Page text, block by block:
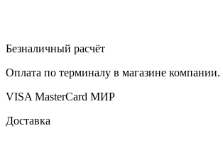
Безналичный расчёт
Оплата по терминалу в магазине компании.
VISA MasterCard МИР
Доставка